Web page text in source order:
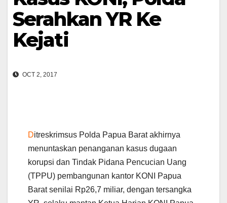
Serahkan YR Ke
Kejati
OCT 2, 2017
Ditreskrimsus Polda Papua Barat akhirnya
menuntaskan penanganan kasus dugaan
korupsi dan Tindak Pidana Pencucian Uang
(TPPU) pembangunan kantor KONI Papua
Barat senilai Rp26,7 miliar, dengan tersangka